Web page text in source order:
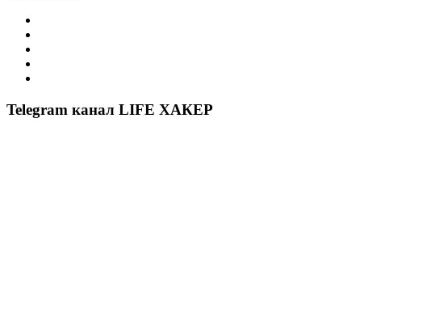
Telegram канал LIFE ХАКЕР